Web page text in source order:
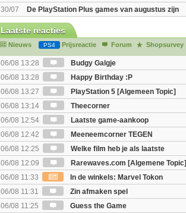
30/07
De PlayStation Plus games van augustus zijn
Laatste reacties
Nieuws PS4 Prijsreactie Forum Shopsurvey
06/08 13:28
Budgy Galgje
06/08 13:28
Happy Birthday :P
06/08 13:27
PlayStation 5 [Algemeen Topic]
06/08 13:14
Theecorner
06/08 12:54
Laatste game-aankoop
06/08 12:42
Meeneemcorner TEGEN
KOSTPRIJS
06/08 12:25
Welke film heb je als laatste
gezien?
06/08 12:09
Rarewaves.com [Algemene Topic]
06/08 11:33
In de winkels: Marvel Tokon
Fighting Souls & Beast of Reincarnation
06/08 11:31
Zin afmaken spel
06/08 11:25
Guess the Game